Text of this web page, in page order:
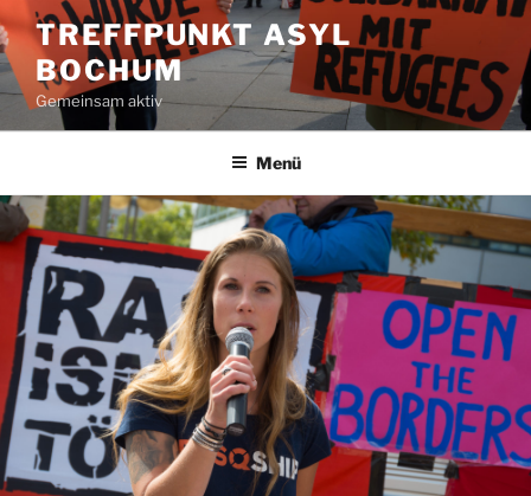
Zum
Inhalt
springen
TREFFPUNKT ASYL
BOCHUM
Gemeinsam aktiv
Menü